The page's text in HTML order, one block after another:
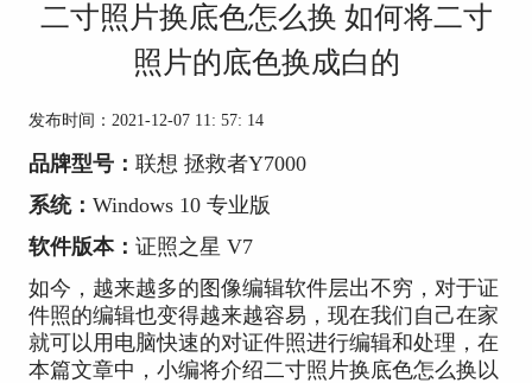
二寸照片换底色怎么换 如何将二寸
照片的底色换成白的
发布时间：2021-12-07 11: 57: 14
品牌型号： 联想 拯救者Y7000
系统： Windows 10 专业版
软件版本： 证照之星 V7
如今，越来越多的图像编辑软件层出不穷，对于证
件照的编辑也变得越来越容易，现在我们自己在家
就可以用电脑快速的对证件照进行编辑和处理，在
本篇文章中，小编将介绍二寸照片换底色怎么换以